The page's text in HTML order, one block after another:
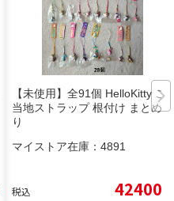
【未使用】全91個 HelloKitty ご
当地ストラップ 根付け まとめ売
り
マイストア在庫： 4891
税込 42400